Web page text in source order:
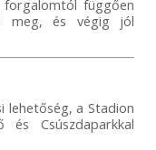
forgalomtól függően
meg, és végig jól
lehetőség, a Stadion
és Csúszdaparkkal